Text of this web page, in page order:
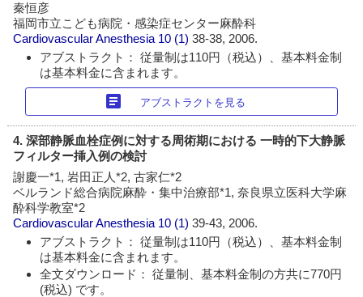
秦恒彦
福岡市立こども病院・感染症センター麻酔科
Cardiovascular Anesthesia 10 (1)38-38, 2006.
アブストラクト： 従量制は110円（税込）、基本料金制
は基本料金に含まれます。
article アブストラクトを見る
4. 深部静脈血栓症例に対する周術期における 一時的下大静脈
フィルター挿入例の検討
謝慶一*1, 岩田正人*2, 古家仁*2
ベルランド総合病院麻酔・集中治療部*1, 奈良県立医科大学麻
酔科学教室*2
Cardiovascular Anesthesia 10 (1)39-43, 2006.
アブストラクト： 従量制は110円（税込）、基本料金制
は基本料金に含まれます。
全文ダウンロード： 従量制、基本料金制の方共に770円
(税込) です。